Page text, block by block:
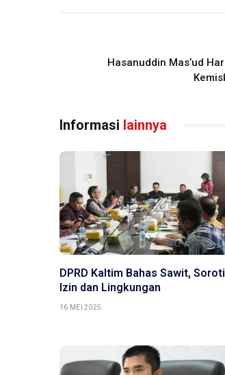
Hasanuddin Mas’ud
Informasi lainnya
DPRD Kaltim Bahas Sawit, Soroti
Izin dan Lingkungan
16 MEI 2025